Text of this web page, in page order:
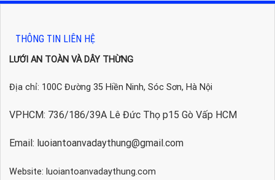
THÔNG TIN LIÊN HỆ
LƯỚI AN TOÀN VÀ DÂY THỪNG
Địa chỉ: 100C Đường 35 Hiền Ninh, Sóc Sơn, Hà Nội
VPHCM: 736/186/39A Lê Đức Thọ p15 Gò Vấp HCM
Email: luoiantoanvadaythung@gmail.com
Website: luoiantoanvadaythung.com